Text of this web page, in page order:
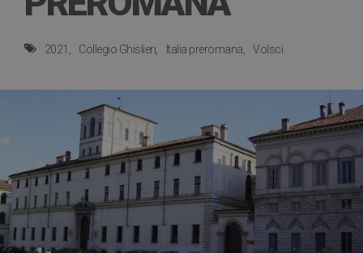
2021 Collegio Ghislieri Italia preromana Volsci